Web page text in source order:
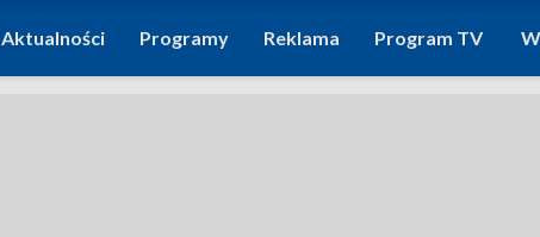
Aktualności Programy Reklama Program TV